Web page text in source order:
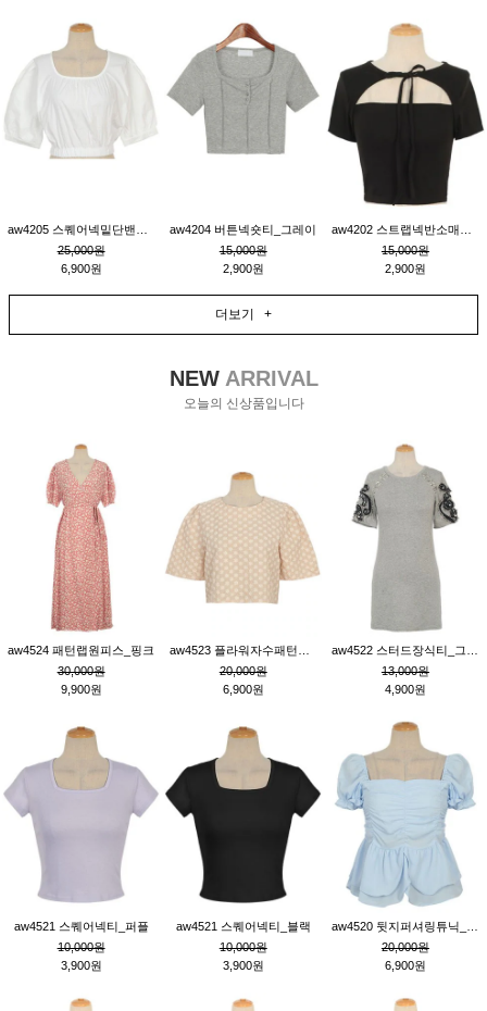
25,000원
6,900원
aw4204 버튼넥숏티_그레이
15,000원
2,900원
15,000원
2,900원
더보기 +
NEWARRIVAL
오늘의 신상품입니다
aw4524 패턴랩원피스_핑크
30,000원
9,900원
20,000원
6,900원
13,000원
4,900원
aw4521 스퀘어넥티_퍼플
10,000원
3,900원
aw4521 스퀘어넥티_블랙
10,000원
3,900원
20,000원
6,900원